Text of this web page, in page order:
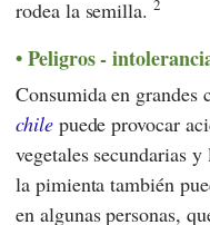
rodea la semilla.2
Peligros -
Consumida en
chilepuede provocar
vegetales secundarias
la pimienta también
en algunas personas,